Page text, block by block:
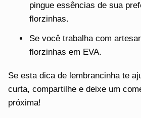
pingue essências de sua
florzinhas.
Se você trabalha com
florzinhas em EVA.
Se esta dica de lembrancinha te
curta, compartilhe e deixe um
próxima!